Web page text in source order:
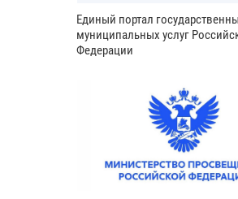
Единый портал
муниципальных услуг
Федерации